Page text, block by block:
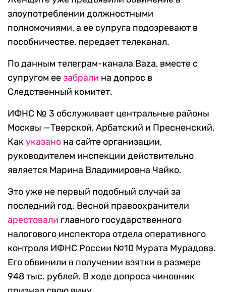
злоупотреблении должностными
полномочиями, а ее супруга подозревают в
пособничестве, передает телеканал.
По данным телеграм-канала Baza, вместе с
супругом еезабрали на допрос в
Следственный комитет.
ИФНС № 3 обслуживает центральные районы
Москвы —Тверской, Арбатский и Пресненский.
Какуказано на сайте организации,
руководителем инспекции действительно
является Марина Владимировна Чайко.
Это уже не первый подобный случай за
последний год. Весной правоохранители
арестовали главного государственного
налогового инспектора отдела оперативного
контроля ИФНС России №10 Мурата Мурадова.
Его обвинили в получении взятки в размере
948 тыс. рублей. В ходе допроса чиновник